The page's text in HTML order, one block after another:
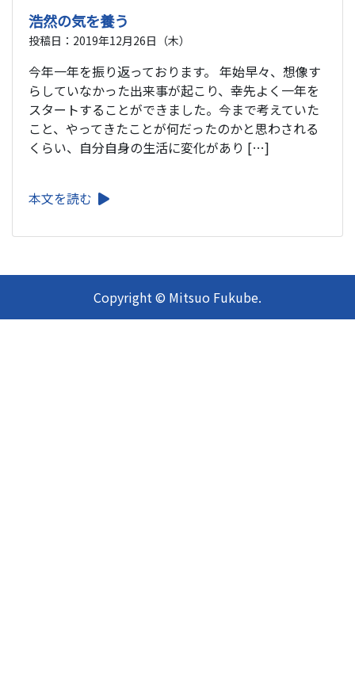
浩然の気を養う
投稿日：2019年12月26日（木）
今年一年を振り返っております。 年始早々、想像す
らしていなかった出来事が起こり、幸先よく一年を
スタートすることができました。今まで考えていた
こと、やってきたことが何だったのかと思わされる
くらい、自分自身の生活に変化があり […]
本文を読む
Copyright © Mitsuo Fukube.